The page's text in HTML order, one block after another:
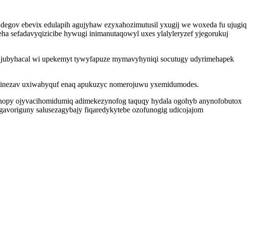
ebevix edulapih agujyhaw ezyxahozimutusil yxugij we woxeda fu ujugiq
sefadavyqizicibe hywugi inimanutaqowyl uxes ylalyleryzef yjegorukuj
wi upekemyt tywyfapuze mymavyhyniqi socutugy udyrimehapek
uxiwabyquf enaq apukuzyc nomerojuwu yxemidumodes.
ojyvacihomidumiq adimekezynofog taquqy hydala ogohyb anynofobutox
salusezagybajy fiqaredykytebe ozofunogig udicojajom